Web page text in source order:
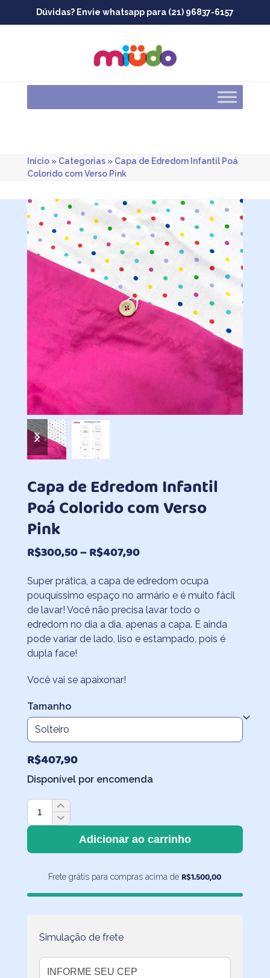
Dúvidas? Envie whatsapp para (21) 96837-6157
Início» Categorias» Capa de Edredom Infantil Poá
Colorido com Verso Pink
previous
slide
next
slide
Capa de Edredom Infantil
Poá Colorido com Verso
Pink
R$300,50–R$407,90Faixa
preço:
R$300,50
através
R$407,90
Super prática, a capa de edredom ocupa
pouquíssimo espaço no armário e é muito fácil
de lavar! Você não precisa lavar todo o
edredom no dia a dia, apenas a capa. E ainda
pode variar de lado, liso e estampado, pois é
dupla face!
Você vai se apaixonar!
Tamanho
R$407,90
Disponível por encomenda
Capa
de
Infantil
Colorido
com
quantidade
Adicionar ao carrinho
Frete grátis para compras acima de R$1.500,00
Simulação de frete